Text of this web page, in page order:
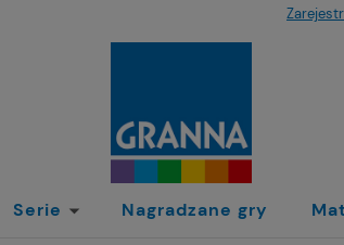
Serie Nagradzane gry